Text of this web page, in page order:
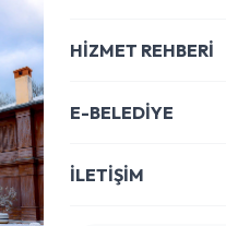
HİZMET REHBERİ
E-BELEDİYE
İLETİŞİM